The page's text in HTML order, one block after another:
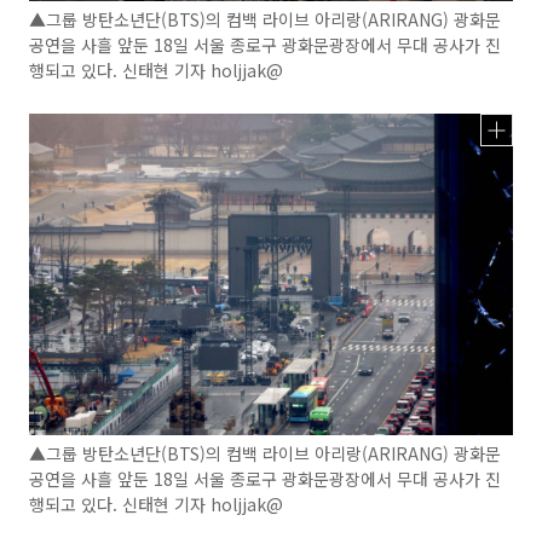
▲그룹 방탄소년단(BTS)의 컴백 라이브 아리랑(ARIRANG) 광화문
공연을 사흘 앞둔 18일 서울 종로구 광화문광장에서 무대 공사가 진
행되고 있다. 신태현 기자 holjjak@
▲그룹 방탄소년단(BTS)의 컴백 라이브 아리랑(ARIRANG) 광화문
공연을 사흘 앞둔 18일 서울 종로구 광화문광장에서 무대 공사가 진
행되고 있다. 신태현 기자 holjjak@